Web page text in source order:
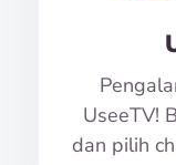
UseeTV!
dan pilih